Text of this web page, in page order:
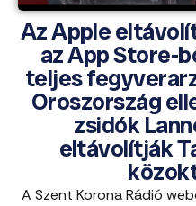
Az Apple
az App Store-
teljes
Oroszország
zsidók
eltávolítják
A Szent Korona Rádió